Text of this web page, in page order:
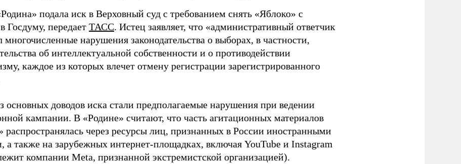
подала иск в Верховный суд с требованием снять «Яблоко» с
Госдуму, передает ТАСС. Истец заявляет, что «административный ответчик
многочисленные нарушения законодательства о выборах, в частности,
об интеллектуальной собственности и о противодействии
каждое из которых влечет отмену регистрации зарегистрированного
основных доводов иска стали предполагаемые нарушения при ведении
кампании. В «Родине» считают, что часть агитационных материалов
распространялась через ресурсы лиц, признанных в России иностранными
а также на зарубежных интернет-площадках, включая YouTube и Instagram
компании Meta, признанной экстремистской организацией).